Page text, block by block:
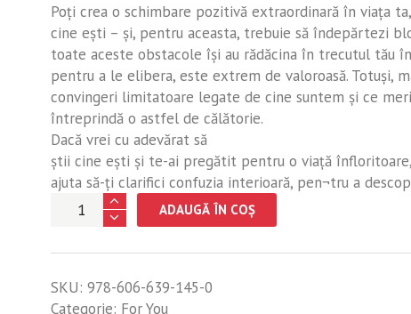
Poţi crea o schimbare pozitivă extraordinară în viaţa
cine eşti – şi, pentru aceasta, trebuie să îndepărtezi
toate aceste obstacole îşi au rădăcina în trecutul tău
pentru a le elibera, este extrem de valoroasă. Totuşi,
convingeri limitatoare legate de cine suntem şi ce
întreprindă o astfel de călătorie.
Dacă vrei cu adevărat să
ştii cine eşti şi te-ai pregătit pentru o viaţă
ajuta să-ţi clarifici confuzia interioară, pen¬tru a
Cantitate
ţi
cunoşti
ADAUGĂ ÎN COȘ
SKU: 978-606-639-145-0
Categorie: For You